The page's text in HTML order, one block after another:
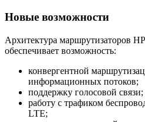
Новые возможности
Архитектура маршрутизаторов
обеспечивает возможность:
конвергентной
информационных потоков;
поддержку голосовой связи;
работу с трафиком
LTE;